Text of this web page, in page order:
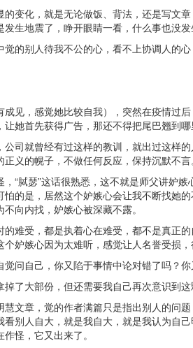
变化，就是无论做饭、背法，还是写文
生地震了，睁开眼睛一看，什么事也没发
的别人待我不公的心，看不上协调人的心
见，感觉她比较自我），突然在疫情过
她首先获得广告，那还不得把尾巴翘到
司就曾经有过这样的教训，就出过这样
义的幌子，不做任何反应，保持沉默不
“脦瑟”这话很熟悉，这不就是师父讲妒
的是，居然这个妒嫉心会让我不断找她
向内找，妒嫉心被深藏不露。
难受，都是执着心在难受，都不是真正
妒嫉心因为太难听，感觉让人名誉受损
问自己，你又陷于事情中论对错了吗？
了大部份，但还需要我自己再次意识到
文章，觉的作者满篇只是指出别人的问
别人自大，就是我自大，就是我认为自
怪，它又出来了。